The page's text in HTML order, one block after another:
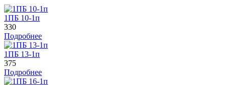
1ПБ 10-1п
330
Подробнее
1ПБ 13-1п
375
Подробнее